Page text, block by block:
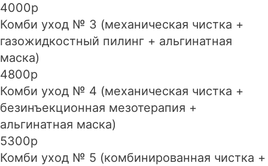
4000р
Комби уход № 3 (механическая чистка +
газожидкостный пилинг + альгинатная
маска)
4800р
Комби уход № 4 (механическая чистка +
безинъекционная мезотерапия +
альгинатная маска)
5300р
Комби уход № 5 (комбинированная чистка +